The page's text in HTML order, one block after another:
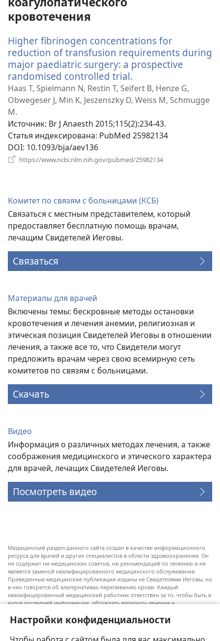
Настройки конфиденциальности
кровотечения
Higher fibrinogen concentrations for
reduction of transfusion requirements during
major paediatric surgery: a prospective
randomised controlled trial.
в
новом
Haas T, Spielmann N, Restin T, Seifert B, Henze G,
Obwegeser J, Min K, Jeszenszky D, Weiss M, Schmugge
M.
Источник‎: Br J Anaesth 2015;115(2):234-43.
Статья индексирована‎: PubMed 25982134
DOI‎: 10.1093/bja/aev136
https://www.ncbi.nlm.nih.gov/pubmed/25982134
Комитет по связям с больницами (КСБ)
Связаться с местным представителем, который
предоставляет бесплатную помощь врачам,
лечащим Свидетелей Иеговы.
Связаться
Материалы для врачей
Включены темы: бескровные методы остановки
кровотечения и лечения анемии, религиозная и
этическая позиция Свидетелей Иеговы в отношении
лечения, а также все то, что Свидетели могут
предложить врачам через свою всемирную сеть
комитетов по связям с больницами.
Скачать
Видео
Информация о различных методах лечения, а также
соображения медицинского и этического характера
для врачей, лечащих Свидетелей Иеговы.
Посмотреть видео
Медицинский раздел данного сайта создан в качестве информационного
ресурса для врачей и других специалистов в области здравоохранения. Он
не содержит ни медицинских советов, ни рекомендаций по лечению и не
является заменой квалифицированного медицинского обслуживания.
Приведенные медицинские публикации изданы не Свидетелями Иеговы, но
в них говорится об альтернативах переливанию крови. Каждый
квалифицированный медицинский работник ответствен за то, чтобы быть в
курсе последней информации, обсуждать варианты лечения и
с их состоянием, желаниями, ценностями и религиозными взглядами.
Не все перечисленные методы лечения подходят для каждого пациента.